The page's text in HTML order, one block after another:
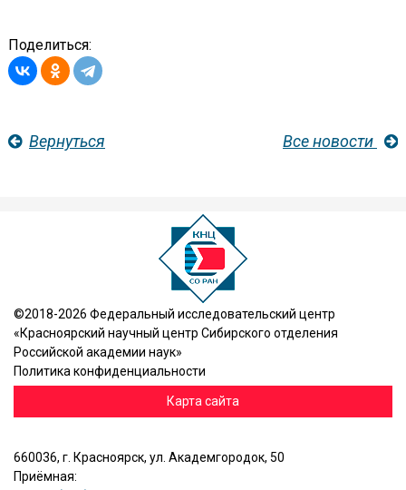
Поделиться:
Вернуться Все новости
©2018-2026 Федеральный исследовательский центр
«Красноярский научный центр Сибирского отделения
Российской академии наук»
Политика конфиденциальности
Карта сайта
660036, г. Красноярск, ул. Академгородок, 50
Приёмная: